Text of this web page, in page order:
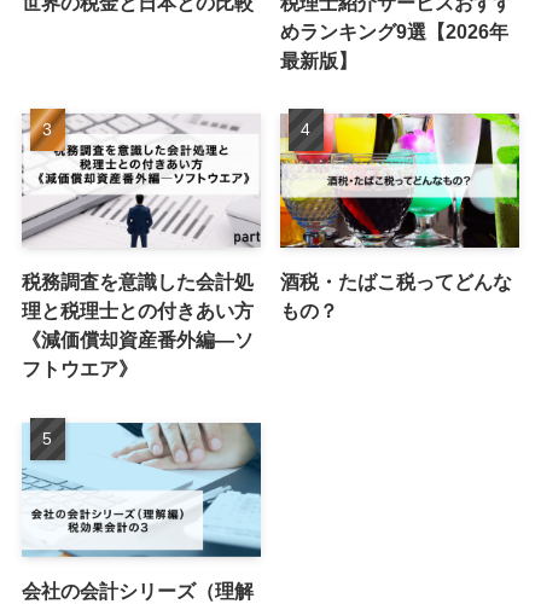
めランキング9選【2026年
最新版】
税務調査を意識した会計処
理と税理士との付きあい方
《減価償却資産番外編―ソ
フトウエア》
酒税・たばこ税ってどんな
もの？
会社の会計シリーズ（理解